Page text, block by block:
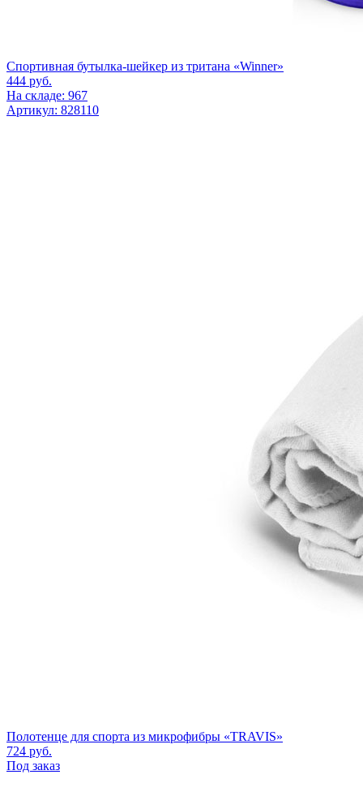
Спортивная бутылка-шейкер из тритана «Winner»
444 руб.
На складе: 967
Артикул: 828110
Полотенце для спорта из микрофибры «TRAVIS»
724 руб.
Под заказ